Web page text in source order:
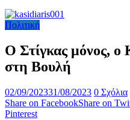
Πολιτική
Ο Στίγκας μόνος, ο
στη Βουλή
02/09/202331/08/2023 0 Σχόλια
Share on FacebookShare on
Pinterest